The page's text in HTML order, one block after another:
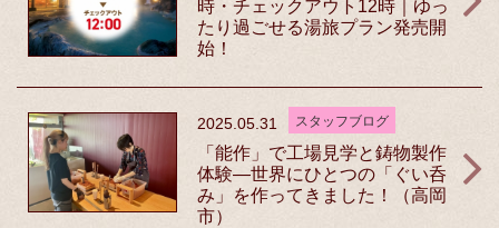
時・チェックアウト12時｜ゆっ
たり過ごせる湯旅プラン発売開
始！
2025.05.31 スタッフブログ
「能作」で工場見学と鋳物製作
体験—世界にひとつの「ぐい呑
み」を作ってきました！（高岡
市）